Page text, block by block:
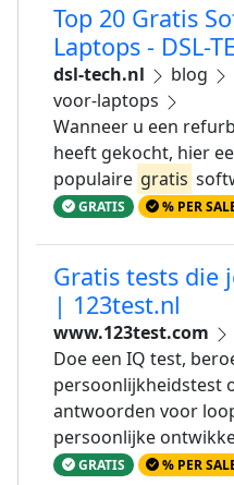
Top 20 Gratis
Laptops - DSL-
dsl-tech.nl blog
voor-laptops
Wanneer u een
heeft gekocht, hier
populaire gratis
GRATIS % PER
Gratis tests die
| 123test.nl
www.123test.com
Doe een IQ test,
persoonlijkheidstest
antwoorden voor
persoonlijke
GRATIS % PER